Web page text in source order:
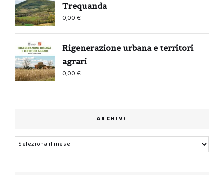
Trequanda
0,00€
Rigenerazione urbana e territori
agrari
0,00€
ARCHIVI
Archivi